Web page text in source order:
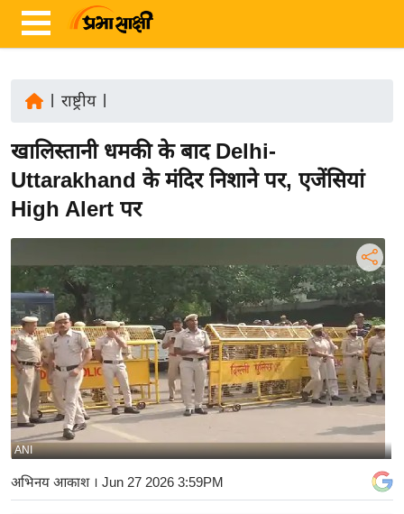
ज़ा
ख
ब
र
ष्ट्री
य
अं
त
र्रा
ष्ट्री
य
बि
ज़
ने
राष्ट्रीय|
खालिस्तानी धमकी के बाद Delhi-
Uttarakhand के मंदिर निशाने पर, एजेंसियां
High Alert पर
ANI
अभिनय आकाश। Jun 27 2026 3:59PM